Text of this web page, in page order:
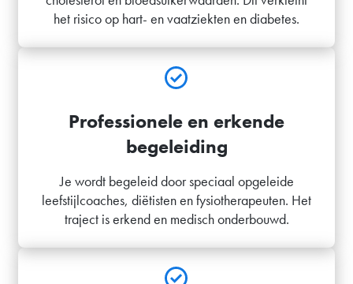
het risico op hart- en vaatziekten en diabetes.
Professionele en erkende
begeleiding
Je wordt begeleid door speciaal opgeleide
leefstijlcoaches, diëtisten en fysiotherapeuten. Het
traject is erkend en medisch onderbouwd.